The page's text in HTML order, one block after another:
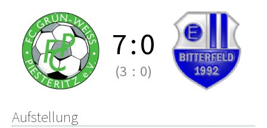
7:0
(3 : 0)
Aufstellung